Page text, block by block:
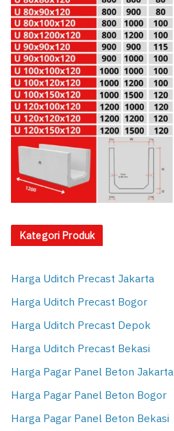
Kategori Produk
Harga Uditch Precast Jakarta
Harga Uditch Precast Bogor
Harga Uditch Precast Depok
Harga Uditch Precast Bekasi
Harga Pagar Panel Beton Jakarta
Harga Pagar Panel Beton Bogor
Harga Pagar Panel Beton Bekasi